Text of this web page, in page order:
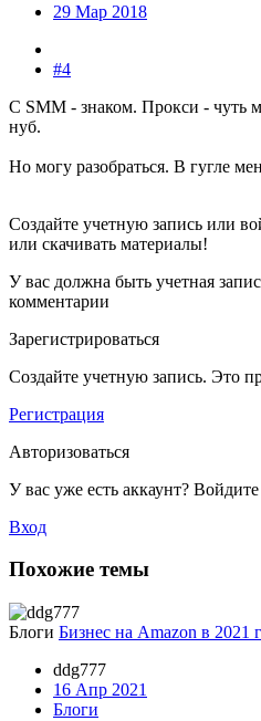
29 Мар 2018
#4
С SMM - знаком. Прокси - чуть
нуб.
Но могу разобраться. В гугле
Создайте учетную запись или
или скачивать материалы!
У вас должна быть учетная
комментарии
Зарегистрироваться
Создайте учетную запись. Это
Регистрация
Авторизоваться
У вас уже есть аккаунт? Войдите
Вход
Похожие темы
Блоги Бизнес на Amazon в
ddg777
16 Апр 2021
Блоги